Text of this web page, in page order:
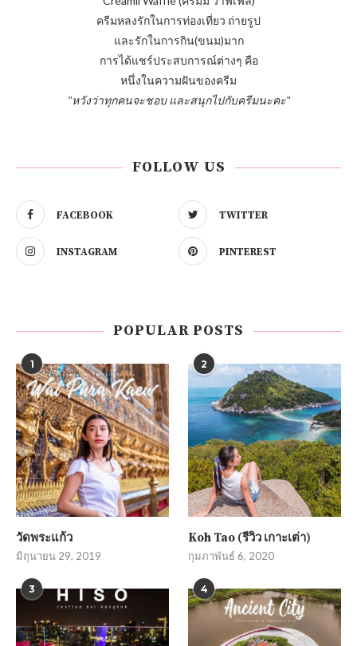
ครีมหลงรักในการท่องเที่ยว ถ่ายรูป
และรักในการกิน(ขนม)มาก
การได้แชร์ประสบการณ์ต่างๆ คือ
หนึ่งในความฝันของครีม
"หวังว่าทุกคนจะชอบ และสนุกไปกับครีมนะคะ"
FOLLOW US
FACEBOOK TWITTER
INSTAGRAM PINTEREST
POPULAR POSTS
1
วัดพระแก้ว
มิถุนายน 29, 2019
2
Koh Tao (รีวิว เกาะเต่า)
กุมภาพันธ์ 6, 2020
3 4